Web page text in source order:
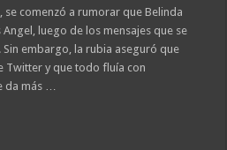
se comenzó a rumorar que Belinda
luego de los mensajes que se
Sin embargo, la rubia aseguró que
Twitter y que todo fluía con
da más …